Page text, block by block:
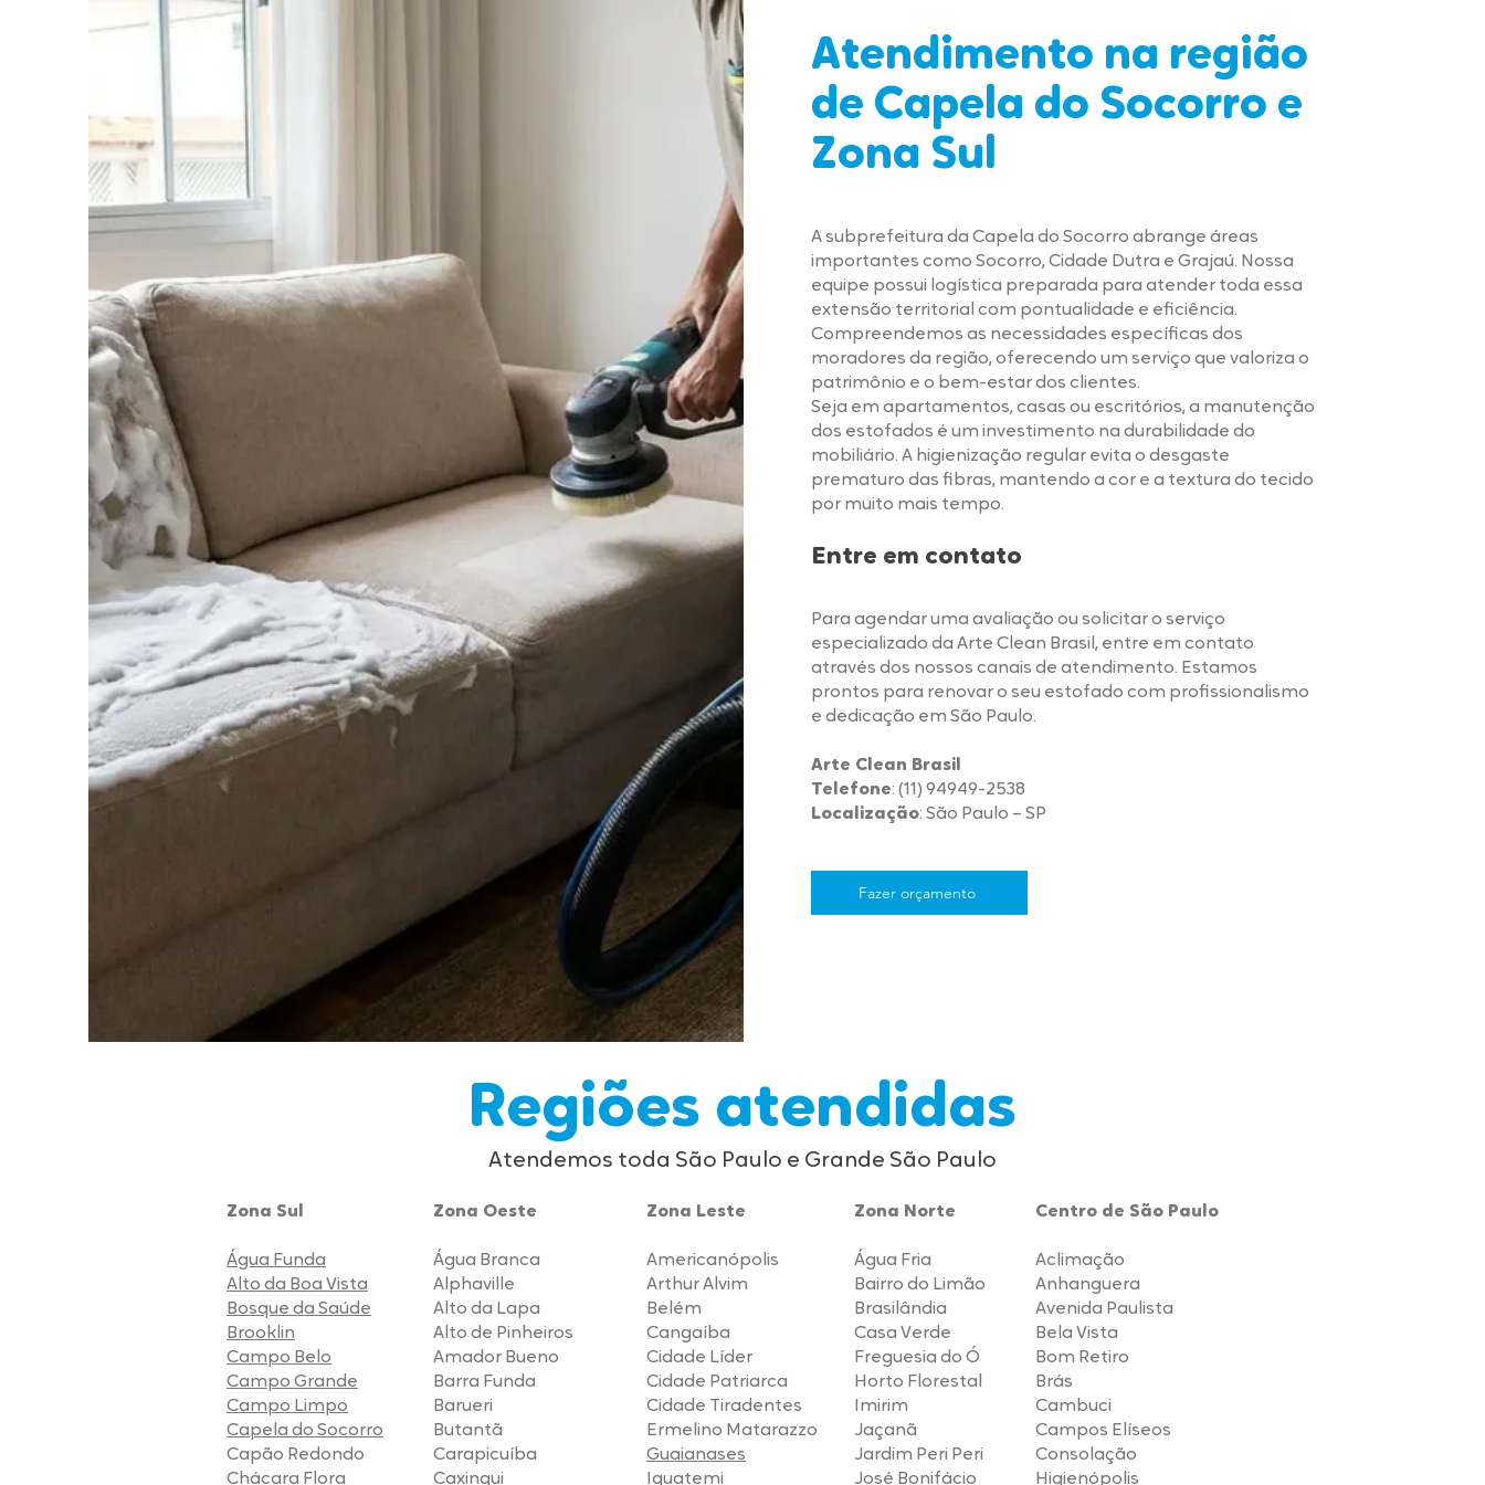
Atendimento na região
de Capela do Socorro e
Zona Sul
A subprefeitura da Capela do Socorro abrange áreas
importantes como Socorro, Cidade Dutra e Grajaú. Nossa
equipe possui logística preparada para atender toda essa
extensão territorial com pontualidade e eficiência.
Compreendemos as necessidades específicas dos
moradores da região, oferecendo um serviço que valoriza o
patrimônio e o bem-estar dos clientes.
Seja em apartamentos, casas ou escritórios, a manutenção
dos estofados é um investimento na durabilidade do
mobiliário. A higienização regular evita o desgaste
prematuro das fibras, mantendo a cor e a textura do tecido
por muito mais tempo.
Entre em contato
Para agendar uma avaliação ou solicitar o serviço
especializado da Arte Clean Brasil, entre em contato
através dos nossos canais de atendimento. Estamos
prontos para renovar o seu estofado com profissionalismo
e dedicação em São Paulo.
Arte Clean Brasil
Telefone: (11) 94949-2538
Localização: São Paulo – SP
Fazer orçamento
Regiões atendidas
Atendemos toda São Paulo e Grande São Paulo
​​​​Zona Sul
Água Funda
Alto da Boa Vista
Bosque da Saúde
Brooklin
Campo Belo
Campo Grande
Campo Limpo
Capela do Socorro
Capão Redondo
Chácara Flora
​Zona Oeste
Água Branca
Alphaville
Alto da Lapa
Alto de Pinheiros
Amador Bueno
Barra Funda
Barueri
Butantã
Carapicuíba
Caxingui
​Zona Leste
Americanópolis
Arthur Alvim
Belém
Cangaíba
Cidade Líder
Cidade Patriarca
Cidade Tiradentes
Ermelino Matarazzo
Guaianases
Iguatemi
​Zona Norte
Água Fria
Bairro do Limão
Brasilândia
Casa Verde
Freguesia do Ó
Horto Florestal
Imirim
Jaçanã
Jardim Peri Peri
José Bonifácio
Centro de São Paulo
Aclimação
Anhanguera
Avenida Paulista
Bela Vista
Bom Retiro
Brás
Cambuci
Campos Elíseos
Consolação
Higienópolis